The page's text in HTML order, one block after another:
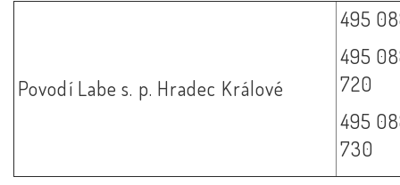
Povodí Labe s. p. Hradec Králové
495
495
720
495
730